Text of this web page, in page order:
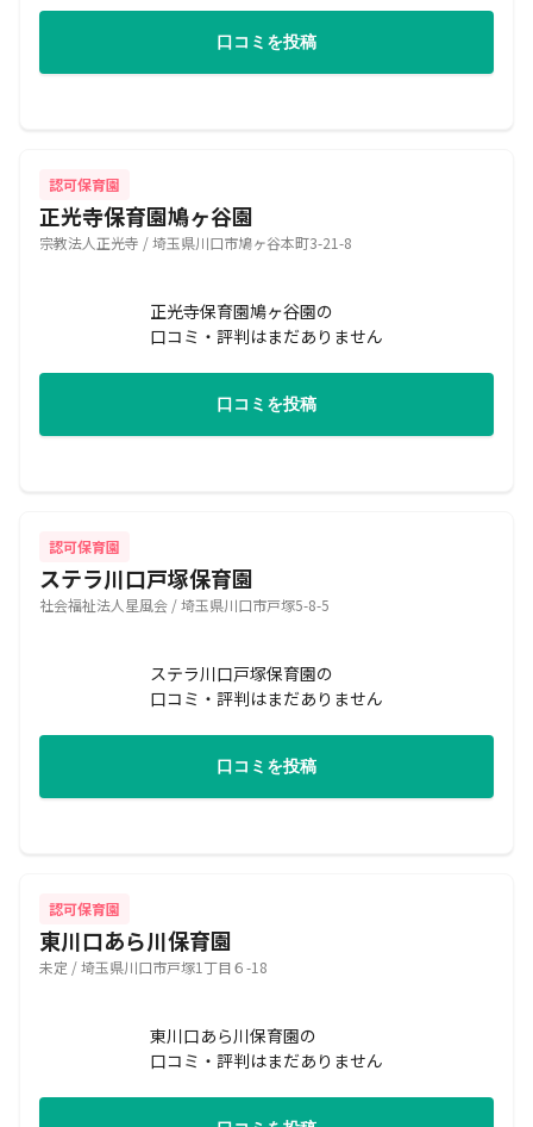
口コミを投稿
認可保育園
正光寺保育園鳩ヶ谷園
宗教法人正光寺 / 埼玉県川口市鳩ヶ谷本町3-21-8
正光寺保育園鳩ヶ谷園の
口コミ・評判はまだありません
口コミを投稿
認可保育園
ステラ川口戸塚保育園
社会福祉法人星風会 / 埼玉県川口市戸塚5-8-5
ステラ川口戸塚保育園の
口コミ・評判はまだありません
口コミを投稿
認可保育園
東川口あら川保育園
未定 / 埼玉県川口市戸塚1丁目６-18
東川口あら川保育園の
口コミ・評判はまだありません